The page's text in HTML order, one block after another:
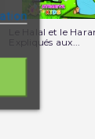
Le Halal et le
Expliqués aux...